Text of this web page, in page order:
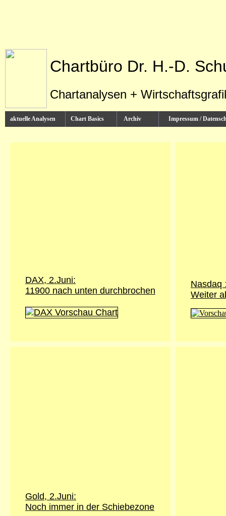
Chartbüro Dr. H.-D.
Chartanalysen +
aktuelle Analysen Chart Basics Archiv Impressum /
DAX, 2.Juni:
11900 nach unten durchbrochen
Nasdaq
Weiter
Gold, 2.Juni:
Noch immer in der Schiebezone